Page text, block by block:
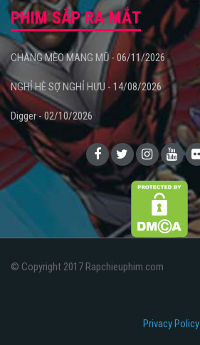
PHIM SẮP RA MẮT
CHÀNG MÈO MANG MŨ - 06/11/2026
NGHỈ HÈ SỢ NGHỈ HƯU - 14/08/2026
Digger - 02/10/2026
© Copyright 2017 Rapchieuphim.com
Privacy Policy